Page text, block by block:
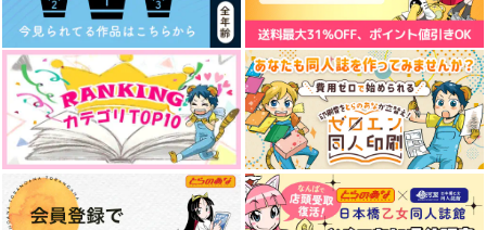
サンプル
作品詳細
サンプル
作品詳細
サンプル
作品詳細
忠犬部下とツンデレ少
尉 2
KADOKAWA
1,375円（税込）
サンプル
作品詳細
【有償特典】アクリル
スタンド（忠犬部下と
ツンデレ少尉）
KADOKAWA
1,980円 （税込）
サンプル
作品詳細
【有償特典】同人誌
（忠犬部下とツンデレ
少尉）
KADOKAWA
600 円（税込）
作品詳細